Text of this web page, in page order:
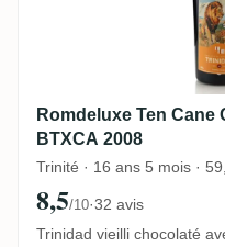
Romdeluxe Ten Cane
BTXCA 2008
Trinité · 16 ans 5 mois ·
8,5/10·32 avis
Trinidad vieilli chocolaté